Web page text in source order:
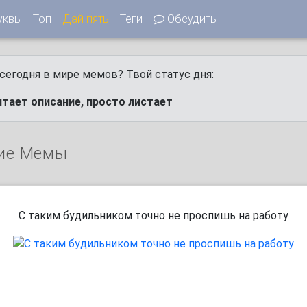
Топ Дай пять Теги Обсудить
в мире мемов? Твой статус дня:
описание, просто листает
Мемы
С таким будильником точно не проспишь на работу